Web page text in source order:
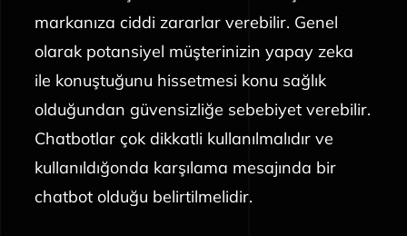
markanıza ciddi zararlar verebilir. Genel
olarak potansiyel müşterinizin yapay zeka
ile konuştuğunu hissetmesi konu sağlık
olduğundan güvensizliğe sebebiyet verebilir.
Chatbotlar çok dikkatli kullanılmalıdır ve
kullanıldığonda karşılama mesajında bir
chatbot olduğu belirtilmelidir.